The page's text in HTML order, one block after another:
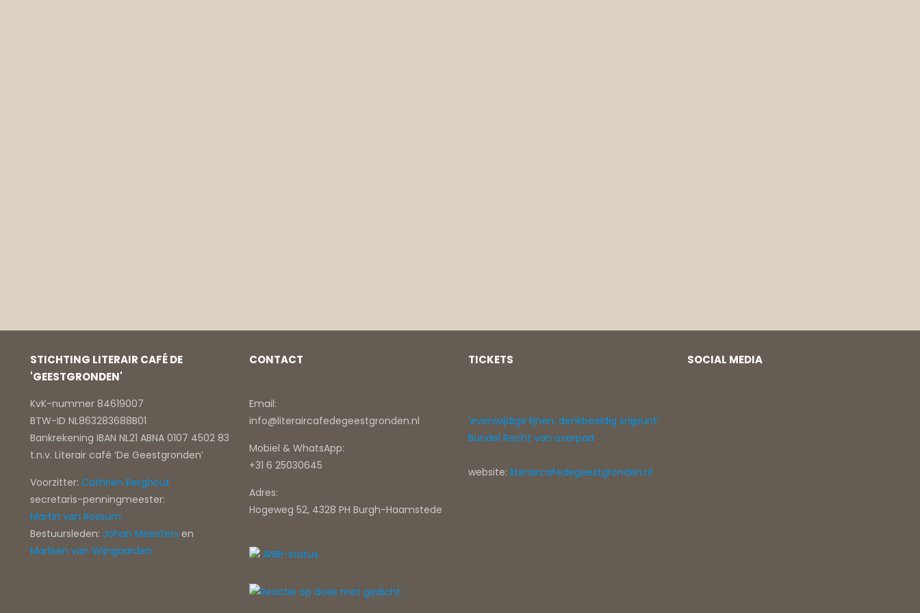
STICHTING LITERAIR CAFÉ DE
'GEESTGRONDEN'
KvK-nummer 84619007
BTW-ID NL863283688B01
Bankrekening IBAN NL21 ABNA 0107 4502 83
t.n.v. Literair café ‘De Geestgronden’
Voorzitter: Cathrien Berghout
secretaris-penningmeester:
Martin van Rossum
Bestuursleden: Johan Meesters en
Marleen van Wijngaarden
CONTACT
Email:
info@literaircafedegeestgronden.nl
Mobiel & WhatsApp:
+31 6 25030645
Adres:
Hogeweg 52, 4328 PH Burgh-Haamstede
ANBI-status
TICKETS
'evenwijdige lijnen, denkbeeldig snijpunt'
Bundel Recht van overpad
website: literaircafedegeestgronden.nl
SOCIAL MEDIA